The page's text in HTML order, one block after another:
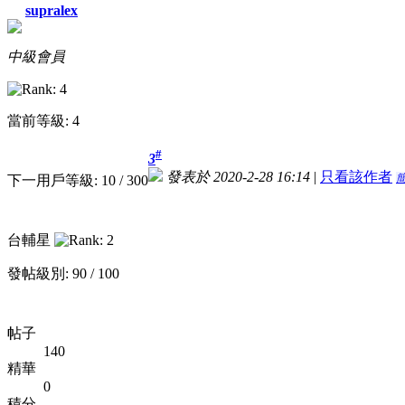
supralex
中級會員
當前等級: 4
下一用戶等級: 10 / 300
台輔星
發帖級別: 90 / 100
帖子
140
精華
0
3#
發表於 2020-2-28 16:14 | 只看該作者